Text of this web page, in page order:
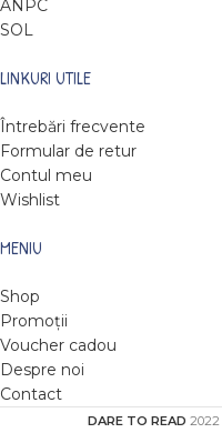
ANPC
SOL
LINKURI UTILE
Întrebări frecvente
Formular de retur
Contul meu
Wishlist
MENIU
Shop
Promoții
Voucher cadou
Despre noi
Contact
DARE TO READ 2022